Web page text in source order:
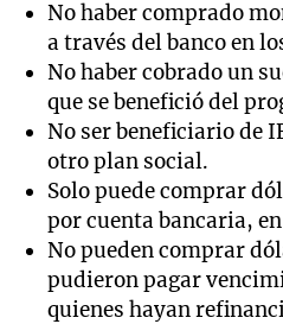
No haber comprado
a través del banco en
No haber cobrado un
que se benefició del
No ser beneficiario de
otro plan social.
Solo puede comprar
por cuenta bancaria,
No pueden comprar
pudieron pagar
quienes hayan